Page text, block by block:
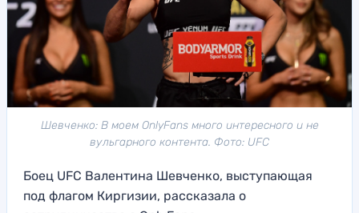
Шевченко: В моем OnlyFans много интересного и не
вульгарного контента. Фото: UFC
Боец UFC Валентина Шевченко, выступающая
под флагом Киргизии, рассказала о